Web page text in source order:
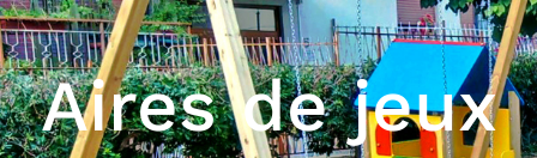
Aires de jeux